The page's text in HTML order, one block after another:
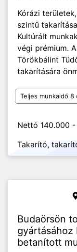
Kórázi
szintű
Kultúrált
végi prémium.
Törökbálint
takarítására
Teljes munkaidő 8
Nettó 140.000
Takarító,
Budaörsön
gyártásához
betanított